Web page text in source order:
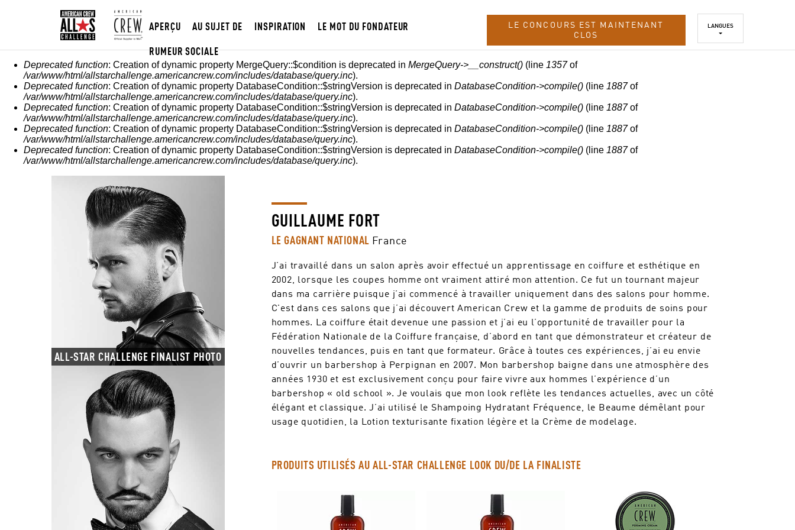
APERÇU AU SUJET DE INSPIRATION
LE MOT DU FONDATEUR
RUMEUR SOCIALE
LE CONCOURS EST MAINTENANT
CLOS
LANGUES
MESSAGE D'ERREUR
Deprecated function: Creation of dynamic property MergeQuery::$condition is deprecated in MergeQuery->__construct() (line 1357of
/var/www/html/allstarchallenge.americancrew.com/includes/database/query.inc).
Deprecated function: Creation of dynamic property DatabaseCondition::$stringVersion is deprecated in DatabaseCondition->compile() (line 1887of
/var/www/html/allstarchallenge.americancrew.com/includes/database/query.inc).
Deprecated function: Creation of dynamic property DatabaseCondition::$stringVersion is deprecated in DatabaseCondition->compile() (line 1887of
/var/www/html/allstarchallenge.americancrew.com/includes/database/query.inc).
Deprecated function: Creation of dynamic property DatabaseCondition::$stringVersion is deprecated in DatabaseCondition->compile() (line 1887of
/var/www/html/allstarchallenge.americancrew.com/includes/database/query.inc).
Deprecated function: Creation of dynamic property DatabaseCondition::$stringVersion is deprecated in DatabaseCondition->compile() (line 1887of
/var/www/html/allstarchallenge.americancrew.com/includes/database/query.inc).
ALL-STAR CHALLENGE FINALIST PHOTO
GUILLAUME FORT
LE GAGNANT NATIONAL France
J’ai travaillé dans un salon après avoir effectué un apprentissage en coiffure et esthétique en
2002, lorsque les coupes homme ont vraiment attiré mon attention. Ce fut un tournant majeur
dans ma carrière puisque j’ai commencé à travailler uniquement dans des salons pour homme.
C'est dans ces salons que j’ai découvert American Crew et la gamme de produits de soins pour
hommes. La coiffure était devenue une passion et j’ai eu l’opportunité de travailler pour la
Fédération Nationale de la Coiffure française, d’abord en tant que démonstrateur et créateur de
nouvelles tendances, puis en tant que formateur. Grâce à toutes ces expériences, j’ai eu envie
d’ouvrir un barbershop à Perpignan en 2007. Mon barbershop baigne dans une atmosphère des
années 1930 et est exclusivement conçu pour faire vivre aux hommes l’expérience d’un
barbershop « old school ». Je voulais que mon look reflète les tendances actuelles, avec un côté
élégant et classique. J’ai utilisé le Shampoing Hydratant Fréquence, le Beaume démêlant pour
usage quotidien, la Lotion texturisante fixation légère et la Crème de modelage.
PRODUITS UTILISÉS AU ALL-STAR CHALLENGE LOOK DU/DE LA FINALISTE